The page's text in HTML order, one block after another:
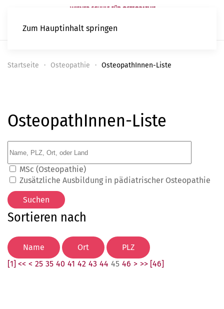
Zum Hauptinhalt springen
Startseite Osteopathie OsteopathInnen-Liste
OsteopathInnen-Liste
MSc (Osteopathie)
Zusätzliche Ausbildung in pädiatrischer Osteopathie
Sortieren nach
[1] << < 25 35 40 41 42 43 44 45 46 > >> [46]